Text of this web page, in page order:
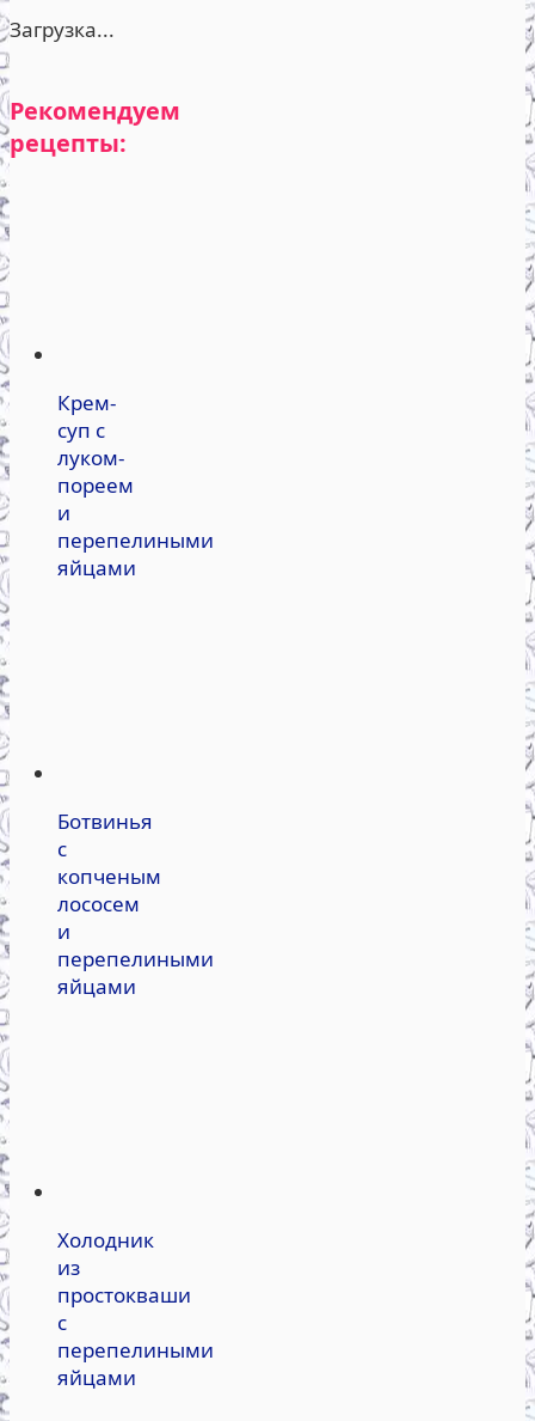
Загрузка...
Рекомендуем
рецепты:
Крем-
суп с
луком-
пореем
и
перепелиными
яйцами
Ботвинья
с
копченым
лососем
и
перепелиными
яйцами
Холодник
из
простокваши
с
перепелиными
яйцами